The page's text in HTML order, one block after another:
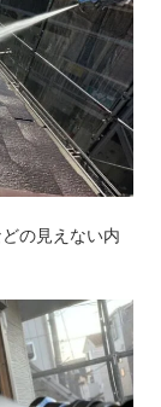
の見えない内